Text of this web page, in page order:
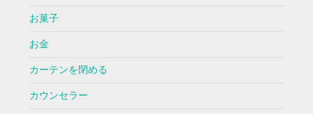
お菓子
お金
カーテンを閉める
カウンセラー